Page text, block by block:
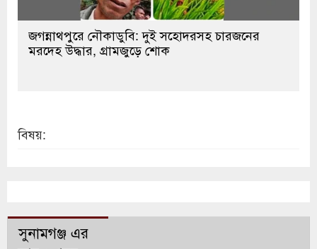
জগন্নাথপুরে নৌকাডুবি: দুই সহোদরসহ চারজনের
মরদেহ উদ্ধার, গ্রামজুড়ে শোক
বিষয়:
সুনামগঞ্জ এর